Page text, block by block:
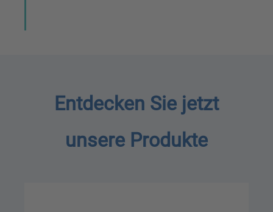
Entdecken Sie jetzt
unsere Produkte